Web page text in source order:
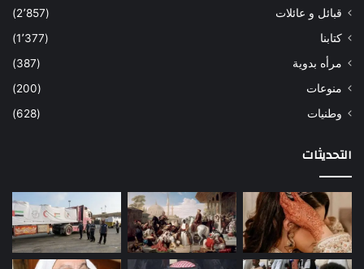
قبائل و عائلات
(2٬857)
كتابنا
(1٬377)
مرأه بدوية
(387)
منوعات
(200)
وطنيات
(628)
التحديثات